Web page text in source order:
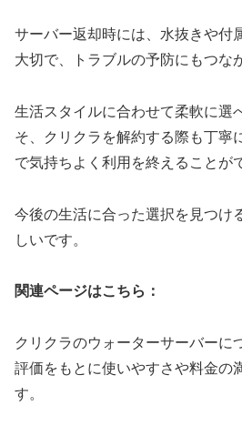
サーバー返却時には、水抜きや付
大切で、トラブルの予防にもつな
生活スタイルに合わせて柔軟に選
そ、クリクラを解約する際も丁寧
で気持ちよく利用を終えることが
今後の生活に合った選択を見つけ
しいです。
関連ページはこちら：
クリクラのウォーターサーバーに
評価をもとに使いやすさや料金の
す。